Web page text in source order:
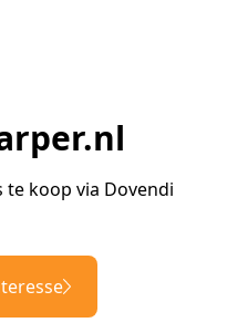
te koop via Dovendi